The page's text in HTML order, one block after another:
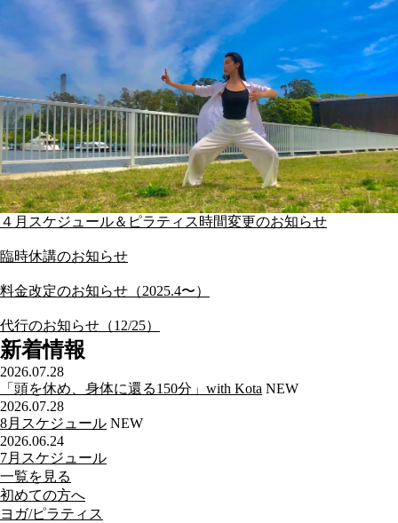
４月スケジュール＆ピラティス時間変更のお知らせ
臨時休講のお知らせ
料金改定のお知らせ（2025.4〜）
代行のお知らせ（12/25）
新着情報
2026.07.28
「頭を休め、身体に還る150分」with Kota NEW
2026.07.28
8月スケジュール NEW
2026.06.24
7月スケジュール
一覧を見る
初めての方へ
ヨガ/ピラティス